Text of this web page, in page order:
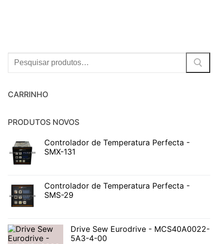
Procurar:
CARRINHO
PRODUTOS NOVOS
Controlador de Temperatura Perfecta -
SMX-131
Controlador de Temperatura Perfecta -
SMS-29
Drive Sew Eurodrive - MCS40A0022-
5A3-4-00